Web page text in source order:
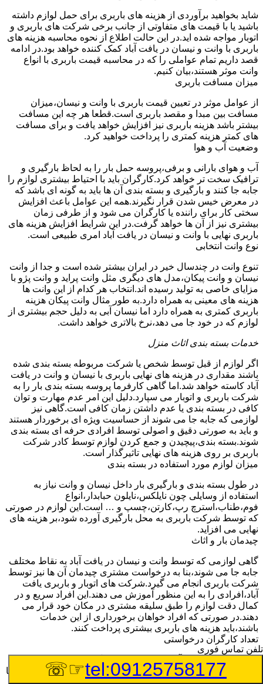
شاید بخواهید برآوردی از هزینه های باربری برای حمل لوازم داشته
باشید یا با قیمت های متفاوتی از جانب برخی شرکت های باربری و
اتوبار مواجه شده اید.در این حالت اطلاع از نحوه محاسبه هزینه های
باربری با وانت و نیسان در یافت آباد کمک کننده خواهد بود.در ادامه
قصد داریم تمام عواملی را که در محاسبه قیمت باربری با انواع
وانت موثر هستند،بیان کنیم.
میزان مسافت باربری
از عوامل موثر در تعیین قیمت باربری با وانت و نیسان،میزان
مسافت بین مبدا و مقصد باربری است.قطعا هر چه این مسافت
بیشتر باشد هزینه باربری نیز افزایش خواهد یافت و برای مسافت
های کمتر هزینه کمتری را پرداخت خواهید کرد.
وضعیت آب و هوا
آب و هوای بارانی و برفی،پروسه حمل بار را به لحاظ بارگیری و
ترافیک سخت تر خواهد کرد.کارگران باید با احتیاط بیشتری لوازم را
جابه جا کنند و بارگیری و بسته بندی آن ها باید به گونه ای باشد که
در معرض خیس شدن قرار نگیرند.همه این عوامل باعث افزایش
سختی کار برای راننده یا کارگران می شود و از طرفی زمان
بیشتری نیز از آن ها خواهد گرفت.در این شرایط افزایش هزینه های
باربری نهایی با وانت و نیسان در یافت آباد امری طبیعی است.
نوع وانت انتخابی
تنوع وانت در چندسال خیر در ایران بیشتر شده است و جدا از وانت
نیسان و وانت پیکان،مدل های دیگری مثل وانت پراید و وانت پژو با
مزایای خاصی به تولید رسیده اند.انتخاب هر کدام از این وانت ها
هزینه های معینی به همراه دارد.به طور مثال وانت پیکان هزینه
باربری کمتری به همراه دارد اما نیسان آبی به دلیل حجم بیشتری از
لوازم که در خود جا می دهد،نرخ بالاتری خواهد داشت.
خدمات بسته بندی اثاث منزل
اگر لوازم از قبل توسط شخص یا شرکت مربوطه بسته بندی شده
باشند مقداری در هزینه های نهایی باربری با نیسان و وانت در یافت
آباد کاسته خواهد شد.اما گاهی کارفرما پروسه بسته بندی بار را به
شرکت باربری و اتوبار می سپارد.دلیل این امر عدم مهارت و توان
کافی در بسته بندی یا عدم داشتن زمان کافی است.گاهی نیز
لوازمی که جابه جا می شوند از حساسیت ویژه ای برخوردار هستند
و باید به صورتی دقیق و اصولی توسط افرادی حرفه ای بسته بندی
شوند.بسته بندی،پیچیدن و جمع کردن لوازم توسط کادر شرکت
باربری بر روی هزینه های نهایی تاثیرگذار است.
میزان لوازم مورد استفاده در بسته بندی
در طول بسته بندی و بارگیری بار داخل نیسان و وانت نیاز به
استفاده از وسایلی چون نایلکس،نایلون حبابدار،انواع
فوم،طناب،استرچ رپ،کارتن،چسپ و … است.این لوازم در صورتی
که توسط شرکت باربری به محل بارگیری آورده شود،بر هزینه های
نهایی می افزاید.
چیدمان بار و اثاث
گاهی لوازمی که توسط وانت و نیسان در یافت آباد به نقاط مختلف
جابه جا می شوند،بنا به درخواست مشتری چیدمان آن ها نیز توسط
شرکت باربری انجام می گیرد.شرکت های اتوبار و باربری یافت
آباد،افرادی را به این منظور آموزش می دهند.این افراد سریع و در
کمال دقت لوازم را طبق سلیقه مشتری در مکان خود قرار می
دهند.در صورتی که افراد خواهان برخورداری از این خدمات
باشند،باید هزینه های باربری بیشتری پرداخت کنند.
تعداد کارگران درخواستی
اتحادیه باربری یافت آباد برای هر تعداد کارگر باربری هر ساله نرخ
ثابتی را اعلام خواهد کرد.مشتری هنگام مراجعه به شرکت باربری با
توجه به تعداد لوازمی که باید جابه جا شوند،تعداد کارگر مورد نیاز را
تلفن تماس فوری
tel:09125758177
☞☏